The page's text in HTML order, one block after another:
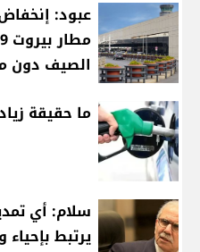
عبود:
الصيف دون
ما حقيقة
سلام: أي
يرتبط